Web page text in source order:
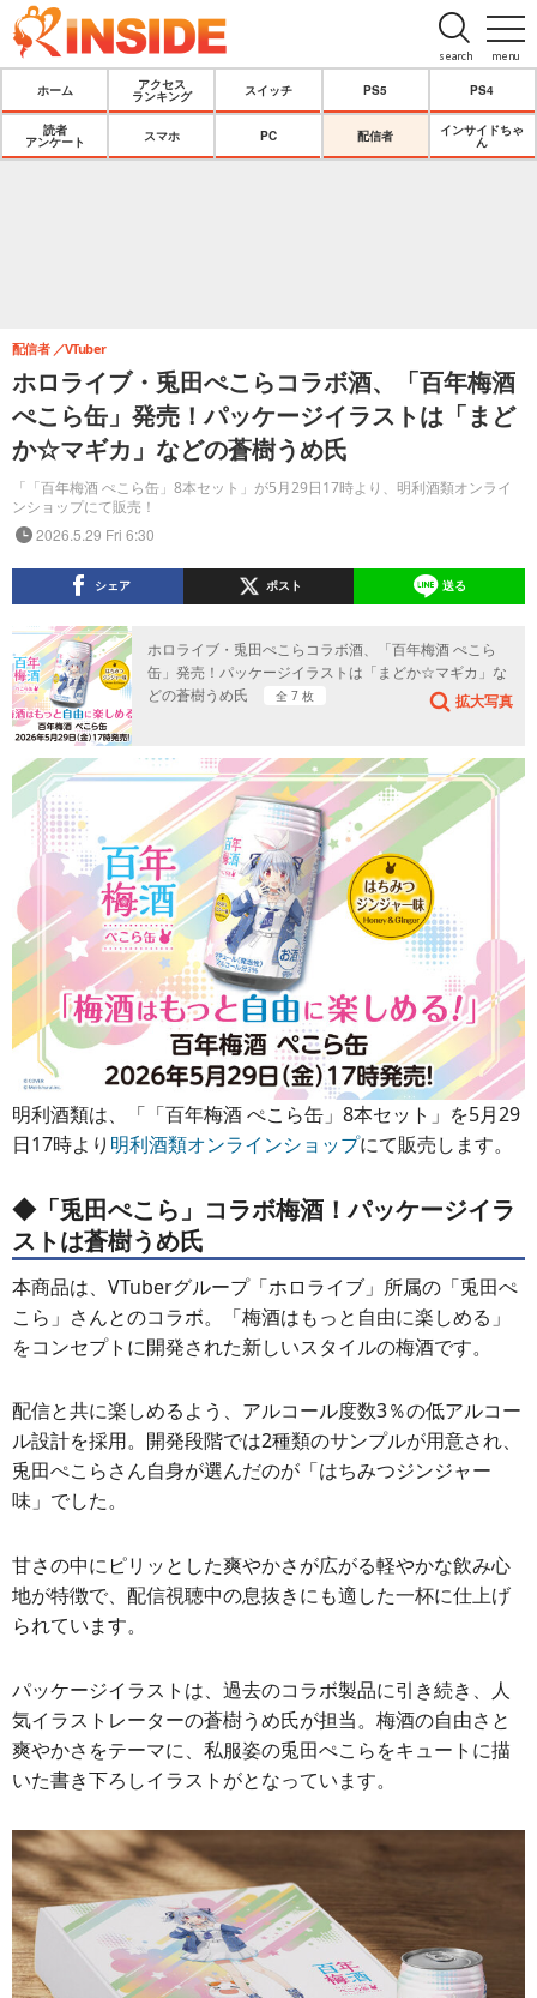
menu
search
ホーム
アクセス
ランキング
スイッチ PS5 PS4
読者
アンケート
スマホ PC 配信者
インサイドちゃ
ん
ホロライブ・兎田ぺこらコラボ酒、「百年梅酒
ぺこら缶」発売！パッケージイラストは「まど
か☆マギカ」などの蒼樹うめ氏
「「百年梅酒 ぺこら缶」8本セット」が5月29日17時より、明利酒類オンライ
ンショップにて販売！
配信者 VTuber
2026.5.29 Fri 6:30
シェア ポスト 送る
ホロライブ・兎田ぺこらコラボ酒、「百年梅酒 ぺこら
缶」発売！パッケージイラストは「まどか☆マギカ」な
どの蒼樹うめ氏
全 7 枚 拡大写真
明利酒類は、「「百年梅酒 ぺこら缶」8本セット」を5月29
日17時より 明利酒類オンラインショップにて販売します。
◆「兎田ぺこら」コラボ梅酒！パッケージイラ
ストは蒼樹うめ氏
本商品は、VTuberグループ「ホロライブ」所属の「兎田ぺ
こら」さんとのコラボ。「梅酒はもっと自由に楽しめる」
をコンセプトに開発された新しいスタイルの梅酒です。
配信と共に楽しめるよう、アルコール度数3％の低アルコー
ル設計を採用。開発段階では2種類のサンプルが用意され、
兎田ぺこらさん自身が選んだのが「はちみつジンジャー
味」でした。
甘さの中にピリッとした爽やかさが広がる軽やかな飲み心
地が特徴で、配信視聴中の息抜きにも適した一杯に仕上げ
られています。
パッケージイラストは、過去のコラボ製品に引き続き、人
気イラストレーターの蒼樹うめ氏が担当。梅酒の自由さと
爽やかさをテーマに、私服姿の兎田ぺこらをキュートに描
いた書き下ろしイラストがとなっています。